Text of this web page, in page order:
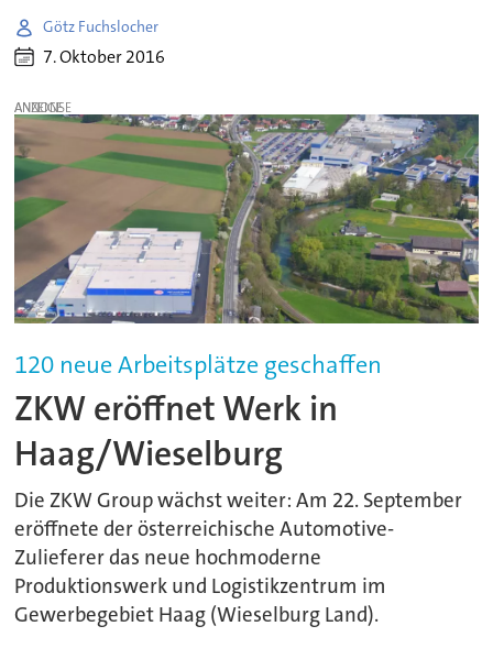
Götz Fuchslocher
7. Oktober 2016
ANZEIGE
120 neue Arbeitsplätze geschaffen
ZKW eröffnet Werk in
Haag/Wieselburg
Die ZKW Group wächst weiter: Am 22. September
eröffnete der österreichische Automotive-
Zulieferer das neue hochmoderne
Produktionswerk und Logistikzentrum im
Gewerbegebiet Haag (Wieselburg Land).